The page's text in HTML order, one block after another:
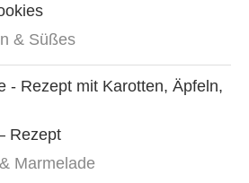
& Süßes
Rezept
Marmelade